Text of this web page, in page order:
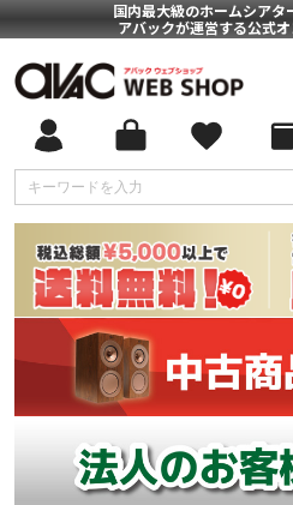
国内最大級のホームシアタ
アバックが運営する公式